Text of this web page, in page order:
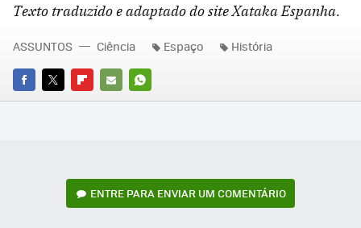
Texto traduzido e adaptado do site Xataka Espanha.
FACEBOOK
TWITTERFLIPBOARD
E-
WHATSAPP
ASSUNTOS Ciência Espaço História
ENTRE PARA ENVIAR UM COMENTÁRIO